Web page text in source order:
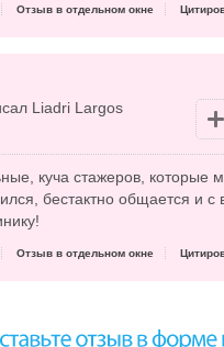
Отзыв в отдельном окне
Liadri Largos
куча стажеров, которые
бестактно общается и
Отзыв в отдельном окне